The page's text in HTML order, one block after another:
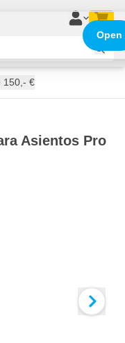
se envía hoy
150,- €
Asientos Pro
Open